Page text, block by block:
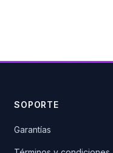
SOPORTE
Garantías